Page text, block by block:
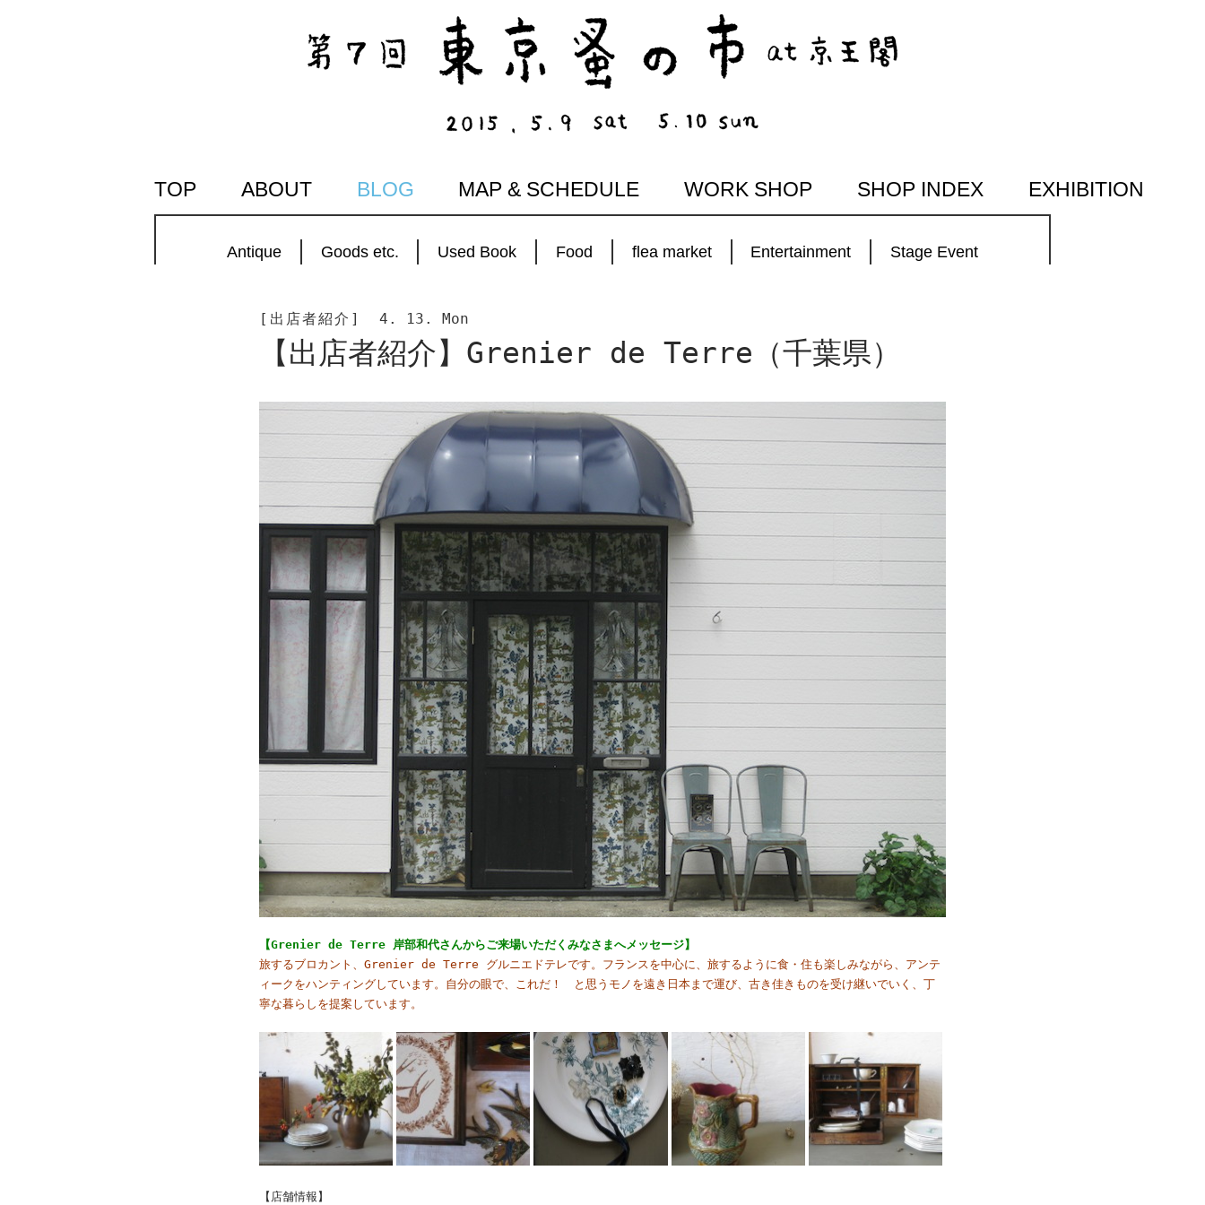
TOP ABOUT BLOG MAP & SCHEDULE WORK SHOP SHOP INDEX EXHIBITION
Antique Goods etc. Used Book Food flea market Entertainment Stage Event
[出店者紹介] 4. 13. Mon
【出店者紹介】Grenier de Terre（千葉県）
【Grenier de Terre 岸部和代さんからご来場いただくみなさまへメッセージ】
旅するブロカント、Grenier de Terre グルニエドテレです。フランスを中心に、旅するように食・住も楽しみながら、アンテ
ィークをハンティングしています。自分の眼で、これだ！ と思うモノを遠き日本まで運び、古き佳きものを受け継いでいく、丁
寧な暮らしを提案しています。
【店舗情報】